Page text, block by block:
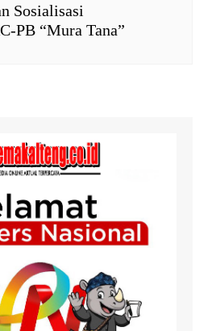
Sosialisasi
PB “Mura Tana”